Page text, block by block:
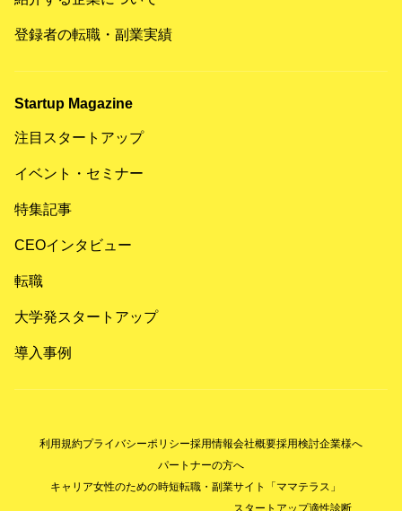
登録者の転職・副業実績
Startup Magazine
注目スタートアップ
イベント・セミナー
特集記事
CEOインタビュー
転職
大学発スタートアップ
導入事例
利用規約プライバシーポリシー採用情報会社概要採用検討企業様へ
パートナーの方へ
キャリア女性のための時短転職・副業サイト「ママテラス」
スタートアップ適性診断